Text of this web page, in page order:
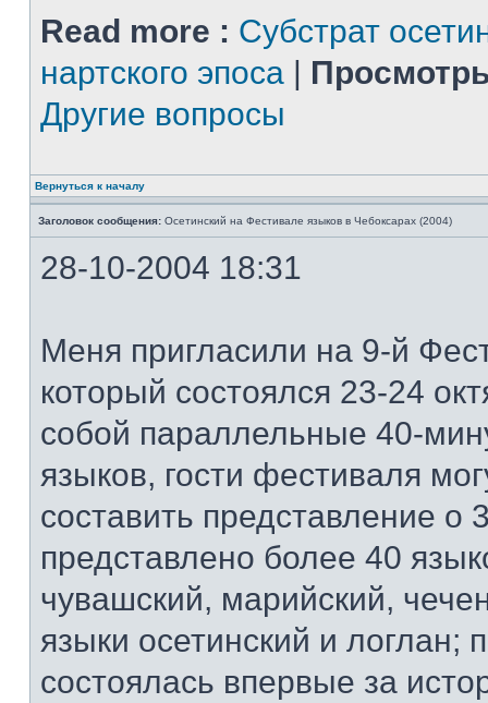
Read more : Субстрат
нартского эпоса |
Другие вопросы
Вернуться к началу
Заголовок сообщения: Осетинский на Фестивале языков в Чебоксарах (2004)
28-10-2004 18:31
Меня пригласили на 9-й
который состоялся 23-24
собой параллельные 40-
языков, гости фестиваля
составить представление о
представлено более 40
чувашский, марийский,
языки осетинский и логлан;
состоялась впервые за